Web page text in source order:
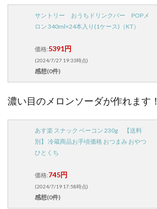
サントリー おうちドリンクバー POPメ
ロン 340ml×24本入り(1ケース)（KT）
価格:5391円
(2024/7/27 19:33時点)
感想(0件)
濃い目のメロンソーダが作れます！
あす楽 スナック ベーコン 230g 【送料
別】 冷蔵商品お手頃価格 おつまみ おやつ
ひとくち
価格:745円
(2024/7/19 17:58時点)
感想(0件)